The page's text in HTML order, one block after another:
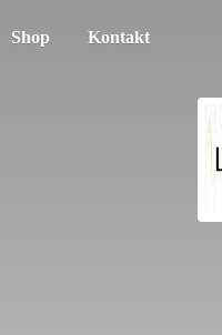
Shop Kontakt